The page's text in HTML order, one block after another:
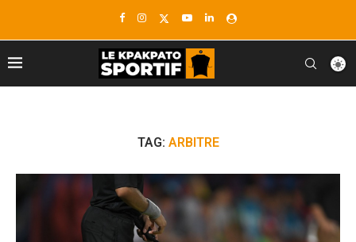
TAG: ARBITRE